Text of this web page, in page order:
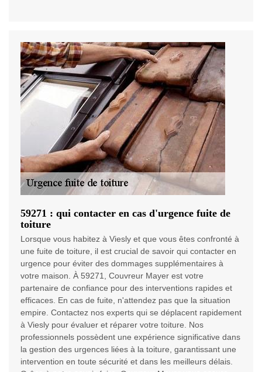
59271 : qui contacter en cas d'urgence fuite de
toiture
Lorsque vous habitez à Viesly et que vous êtes confronté à
une fuite de toiture, il est crucial de savoir qui contacter en
urgence pour éviter des dommages supplémentaires à
votre maison. À 59271, Couvreur Mayer est votre
partenaire de confiance pour des interventions rapides et
efficaces. En cas de fuite, n'attendez pas que la situation
empire. Contactez nos experts qui se déplacent rapidement
à Viesly pour évaluer et réparer votre toiture. Nos
professionnels possèdent une expérience significative dans
la gestion des urgences liées à la toiture, garantissant une
intervention en toute sécurité et dans les meilleurs délais.